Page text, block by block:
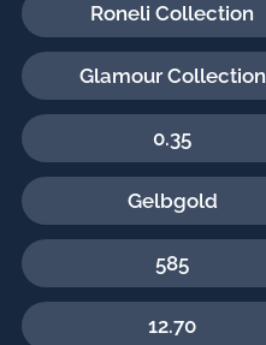
Roneli Collection
Glamour Collection
0.35
Gelbgold
585
12.70